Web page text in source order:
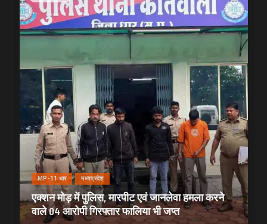
MP-11 धार मध्यप्रदेश
एक्शन मोड़ में पुलिस, मारपीट एवं जानलेवा हमला करने
वाले 04 आरोपी गिरफ्तार फालिया भी जप्त